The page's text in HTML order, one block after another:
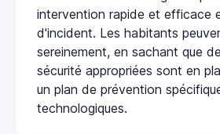
intervention rapide et efficace
d'incident. Les habitants
sereinement, en sachant que
sécurité appropriées sont en
un plan de prévention
technologiques.